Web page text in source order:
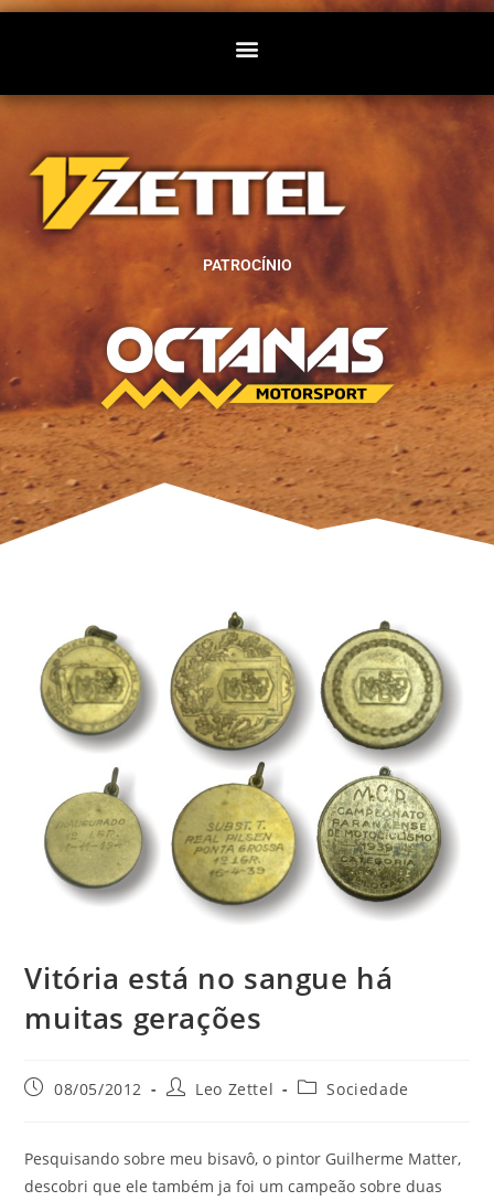
PATROCÍNIO
Vitória está no sangue há
muitas gerações
08/05/2012 Leo Zettel Sociedade
Pesquisando sobre meu bisavô, o pintor Guilherme Matter,
descobri que ele também ja foi um campeão sobre duas